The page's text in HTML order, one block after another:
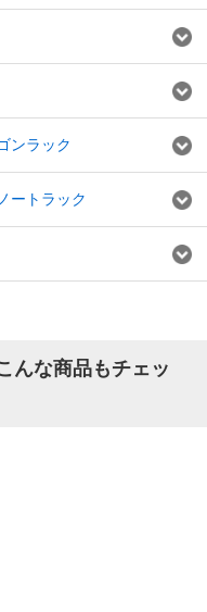
ンラック
ートラック
んな商品もチェッ